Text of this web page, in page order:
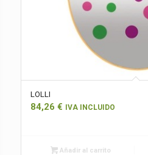
LOLLI
84,26 € IVA INCLUIDO
Añadir al carrito